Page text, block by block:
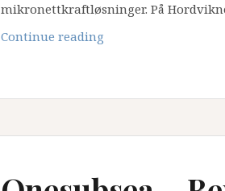
mikronettkraftløsninger. På
Continue reading
Oftedal